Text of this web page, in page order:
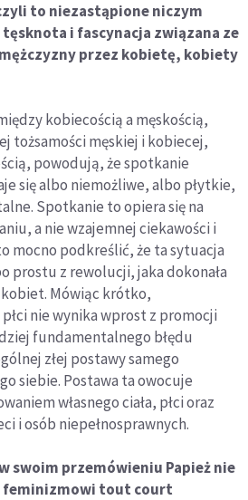
to niezastąpione niczym
i fascynacja związana ze
przez kobietę, kobiety
kobiecością a męskością,
tożsamości męskiej i kobiecej,
powodują, że spotkanie
się albo niemożliwe, albo płytkie,
Spotkanie to opiera się na
a nie wzajemnej ciekawości i
mocno podkreślić, że ta sytuacja
prostu z rewolucji, jaka dokonała
kobiet. Mówiąc krótko,
nie wynika wprost z promocji
fundamentalnego błędu
złej postawy samego
siebie. Postawa ta owocuje
własnego ciała, płci oraz
i osób niepełnosprawnych.
swoim przemówieniu Papież nie
feminizmowi tout court